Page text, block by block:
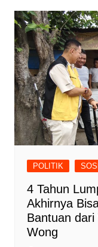
POLITIK
4 Tahun
Akhirnya
Bantuan
Wong